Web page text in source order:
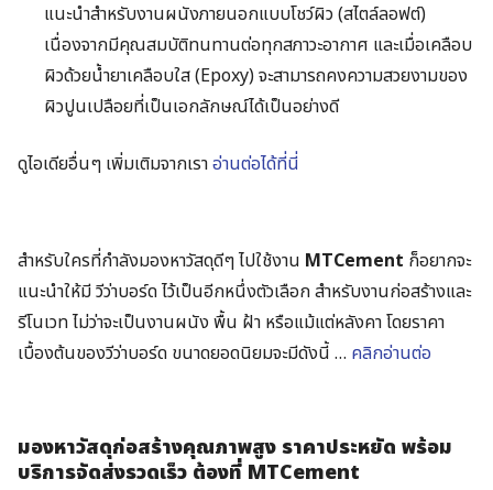
แนะนำสำหรับงานผนังภายนอกแบบโชว์ผิว (สไตล์ลอฟต์)
เนื่องจากมีคุณสมบัติทนทานต่อทุกสภาวะอากาศ และเมื่อเคลือบ
ผิวด้วยน้ำยาเคลือบใส (Epoxy) จะสามารถคงความสวยงามของ
ผิวปูนเปลือยที่เป็นเอกลักษณ์ได้เป็นอย่างดี
ดูไอเดียอื่นๆ เพิ่มเติมจากเราอ่านต่อได้ที่นี่
สำหรับใครที่กำลังมองหาวัสดุดีๆ ไปใช้งาน MTCement ก็อยากจะ
แนะนำให้มี วีว่าบอร์ด ไว้เป็นอีกหนึ่งตัวเลือก สำหรับงานก่อสร้างและ
รีโนเวท ไม่ว่าจะเป็นงานผนัง พื้น ฝ้า หรือแม้แต่หลังคา โดยราคา
เบื้องต้นของวีว่าบอร์ด ขนาดยอดนิยมจะมีดังนี้ … คลิกอ่านต่อ
มองหาวัสดุก่อสร้างคุณภาพสูง ราคาประหยัด พร้อม
บริการจัดส่งรวดเร็ว ต้องที่ MTCement